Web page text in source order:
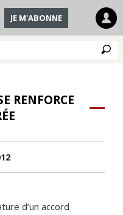
JE M'ABONNE
RENFORCE
d’un accord